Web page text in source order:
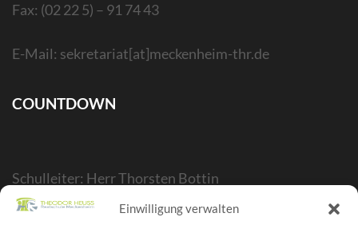
Einwilligung verwalten
Fax: (02 22 5) – 91 74 43
E-Mail: sekretariat[at]meckenheim-thr.de
COUNTDOWN
Schulleiter: Herr Thorsten Bottin
Stellvertr. Schulleiter: Herr Kelubia Ekoemeye